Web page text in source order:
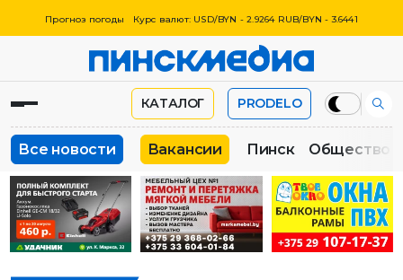
Прогноз погоды Курс валют: USD/BYN - 2.9264 RUB/BYN - 3.6441
КАТАЛОГ PRODELO
Все новости Вакансии Пинск Общество